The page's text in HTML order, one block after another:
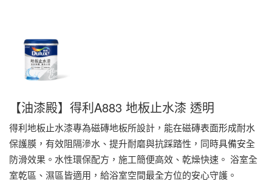
【油漆殿】得利A883 地板止水漆 透明
得利地板止水漆專為磁磚地板所設計，能在磁磚表面形成耐水
保護膜，有效阻隔滲水、提升耐磨與抗踩踏性，同時具備安全
防滑效果。水性環保配方，施工簡便高效、乾燥快速。 浴室全
室乾區、濕區皆適用，給浴室空間最全方位的安心守護。